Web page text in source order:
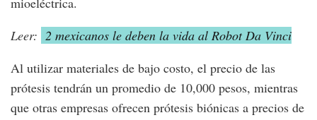
Leer: 2 mexicanos le deben la vida al Robot Da Vinci
Al utilizar materiales de bajo costo, el precio de las
prótesis tendrán un promedio de 10,000 pesos, mientras
que otras empresas ofrecen prótesis biónicas a precios de